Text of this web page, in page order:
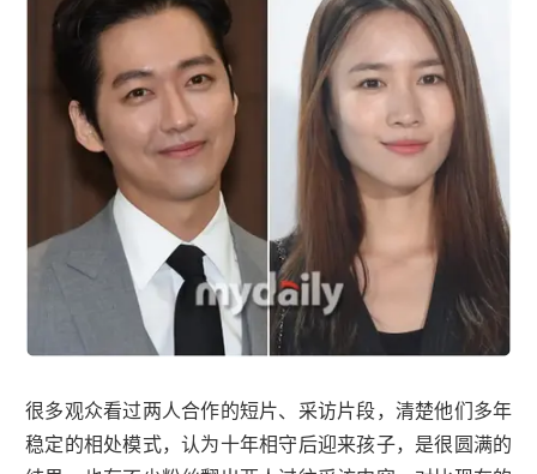
很多观众看过两人合作的短片、采访片段，清楚他们多年
稳定的相处模式，认为十年相守后迎来孩子，是很圆满的